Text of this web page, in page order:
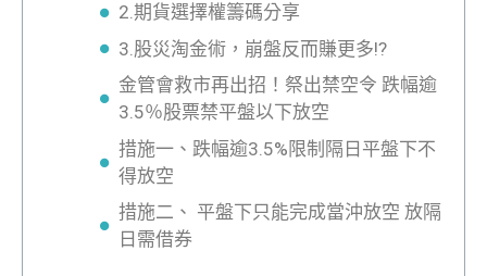
2.期貨選擇權籌碼分享
3.股災淘金術，崩盤反而賺更多!?
金管會救市再出招！祭出禁空令 跌幅逾
3.5％股票禁平盤以下放空
措施一、跌幅逾3.5%限制隔日平盤下不
得放空
措施二、 平盤下只能完成當沖放空 放隔
日需借券